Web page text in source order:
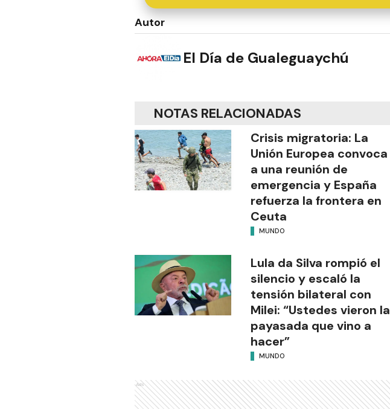
Autor
El Día de Gualeguaychú
NOTAS RELACIONADAS
Crisis migratoria: La
Unión Europea convoca
a una reunión de
emergencia y España
refuerza la frontera en
Ceuta
MUNDO
Lula da Silva rompió el
silencio y escaló la
tensión bilateral con
Milei: “Ustedes vieron la
payasada que vino a
hacer”
MUNDO
Ads